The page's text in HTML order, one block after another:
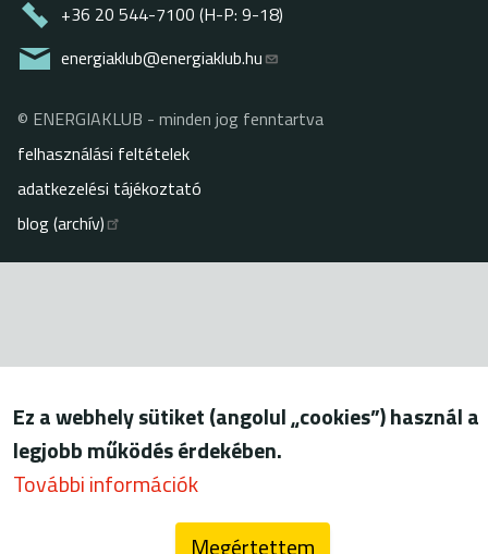
+36 20 544-7100 (H-P: 9-18)
energiaklub@energiaklub.hu
Lábléc
© ENERGIAKLUB - minden jog fenntartva
felhasználási feltételek
adatkezelési tájékoztató
blog (archív)
Ez a webhely sütiket (angolul „cookies”) használ a
legjobb működés érdekében.
További információk
Megértettem